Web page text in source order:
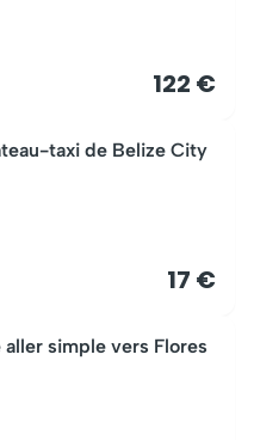
122 €
taxi de Belize City
17 €
simple vers Flores